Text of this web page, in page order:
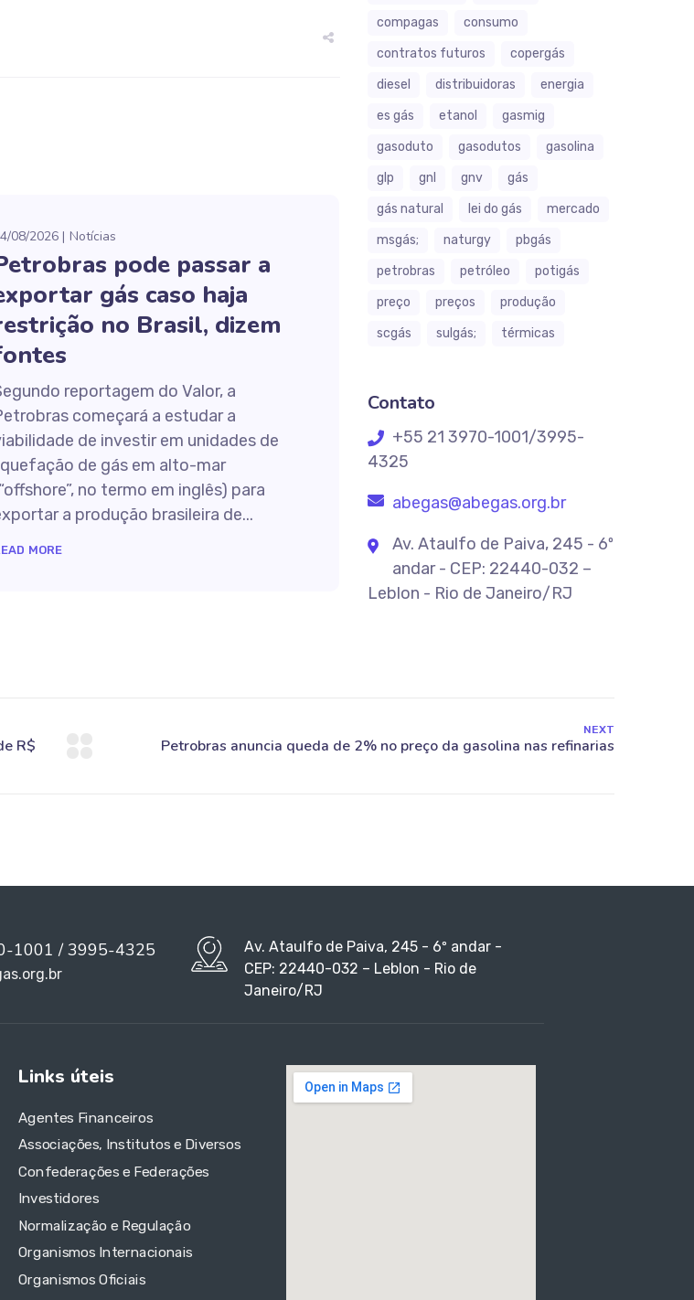
08/2026 Notícias
pode passar a
gás caso haja
no Brasil, dizem
reportagem do Valor, a
começará a estudar a
de investir em unidades de
de gás em alto-mar
no termo em inglês) para
a produção brasileira de...
MORE
compagas
consumo
contratos futuros
copergás
diesel
distribuidoras
energia
es gás
etanol
gasmig
gasoduto
gasodutos
gasolina
glp
gnl gnv
gás
gás natural
lei do gás
mercado
msgás;
naturgy
pbgás
petrobras
petróleo
potigás
preço
preços
produção
scgás
sulgás; térmicas
Contato
+55 21 3970-1001/3995-
4325
abegas@abegas.org.br
Av. Ataulfo de Paiva, 245 - 6º
andar - CEP: 22440-032 –
Leblon - Rio de Janeiro/RJ
NEXT
1001 / 3995-4325
Av. Ataulfo de Paiva, 245 - 6º andar -
CEP: 22440-032 – Leblon - Rio de
Janeiro/RJ
Links úteis
Agentes Financeiros
Associações, Institutos e Diversos
Confederações e Federações
Investidores
Normalização e Regulação
Organismos Internacionais
Organismos Oficiais